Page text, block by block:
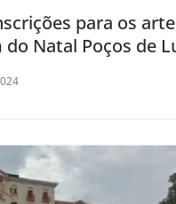
para os
Natal Poços de